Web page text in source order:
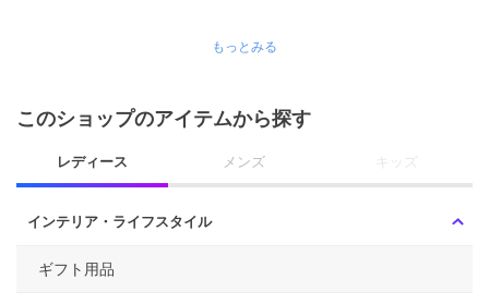
もっとみる
このショップのアイテムから探す
レディース メンズ キッズ
インテリア・ライフスタイル
ギフト用品